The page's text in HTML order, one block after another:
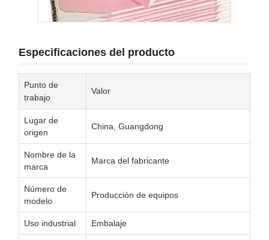
Especificaciones del producto
Punto de
trabajo
Valor
Lugar de
origen
China, Guangdong
Nombre de la
marca
Marca del fabricante
Número de
modelo
Producción de equipos
Uso industrial Embalaje